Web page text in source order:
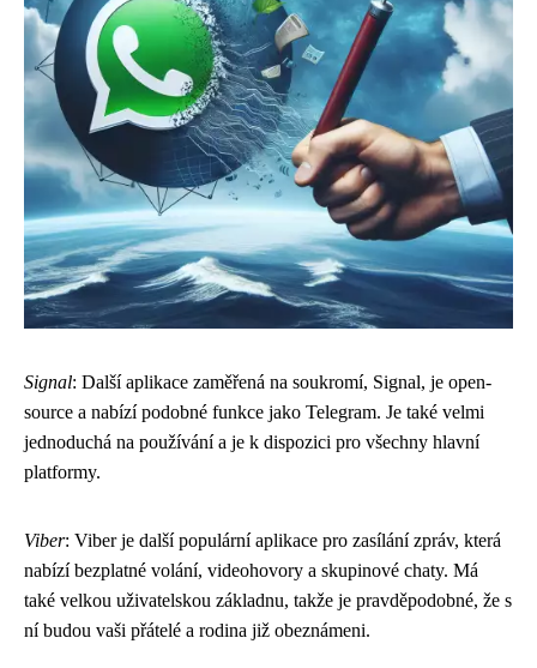
Signal: Další aplikace zaměřená na soukromí, Signal, je open-
source a nabízí podobné funkce jako Telegram. Je také velmi
jednoduchá na používání a je k dispozici pro všechny hlavní
platformy.
Viber: Viber je další populární aplikace pro zasílání zpráv, která
nabízí bezplatné volání, videohovory a skupinové chaty. Má
také velkou uživatelskou základnu, takže je pravděpodobné, že s
ní budou vaši přátelé a rodina již obeznámeni.